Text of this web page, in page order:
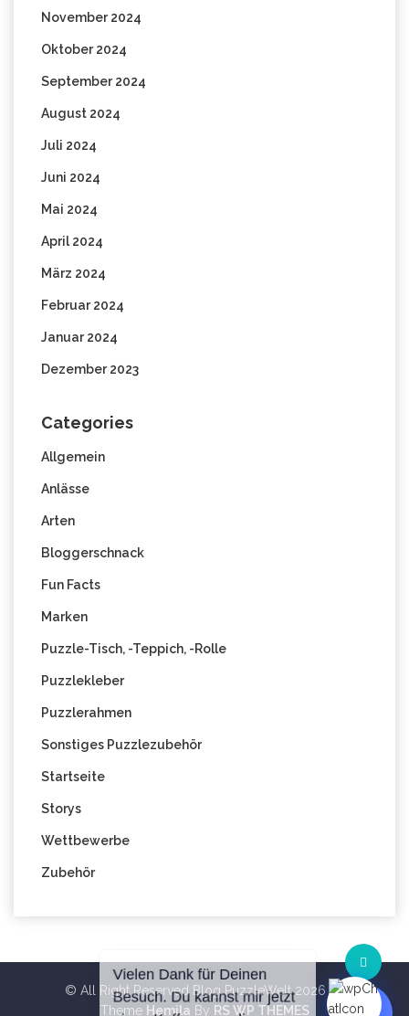
November 2024
Oktober 2024
September 2024
August 2024
Juli 2024
Juni 2024
Mai 2024
April 2024
März 2024
Februar 2024
Januar 2024
Dezember 2023
Categories
Allgemein
Anlässe
Arten
Bloggerschnack
Fun Facts
Marken
Puzzle-Tisch, -Teppich, -Rolle
Puzzlekleber
Puzzlerahmen
Sonstiges Puzzlezubehör
Startseite
Storys
Wettbewerbe
Zubehör
© All Right Reserved Blog PuzzleWelt 2026
Theme Hemila By RS WP THEMES